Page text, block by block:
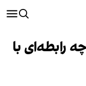
رابطه‌ای با